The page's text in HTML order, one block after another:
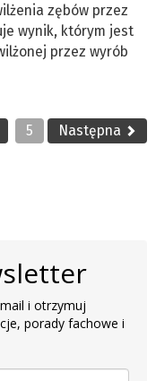
zębów przez
wynik, którym jest
przez wyrób
5 Następna
i otrzymuj
porady fachowe i